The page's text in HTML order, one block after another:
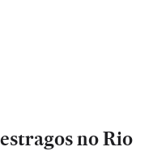
no Rio